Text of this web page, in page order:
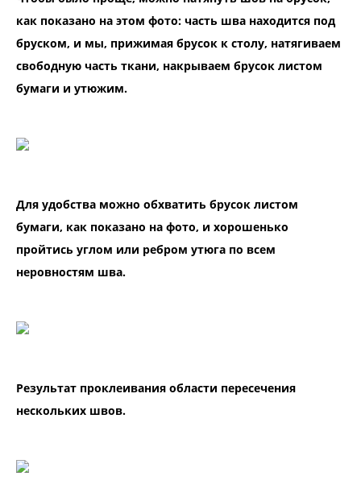
как показано на этом фото: часть шва находится под
бруском, и мы, прижимая брусок к столу, натягиваем
свободную часть ткани, накрываем брусок листом
бумаги и утюжим.
Для удобства можно обхватить брусок листом
бумаги, как показано на фото, и хорошенько
пройтись углом или ребром утюга по всем
неровностям шва.
Результат проклеивания области пересечения
нескольких швов.